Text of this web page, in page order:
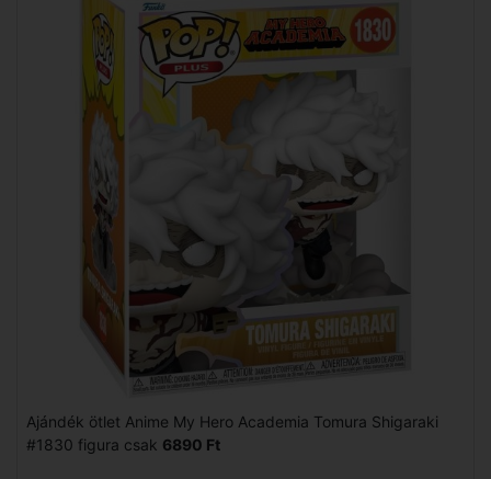
Ajándék ötlet Anime My Hero Academia Tomura Shigaraki
#1830 figura csak 6890 Ft